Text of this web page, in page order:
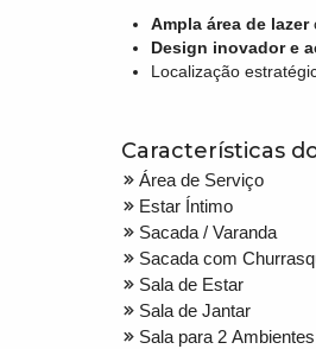
Ampla área de lazer
Design inovador e
Localização
Características
Área de Serviço
Estar Íntimo
Sacada / Varanda
Sacada com
Sala de Estar
Sala de Jantar
Sala para 2 Ambientes